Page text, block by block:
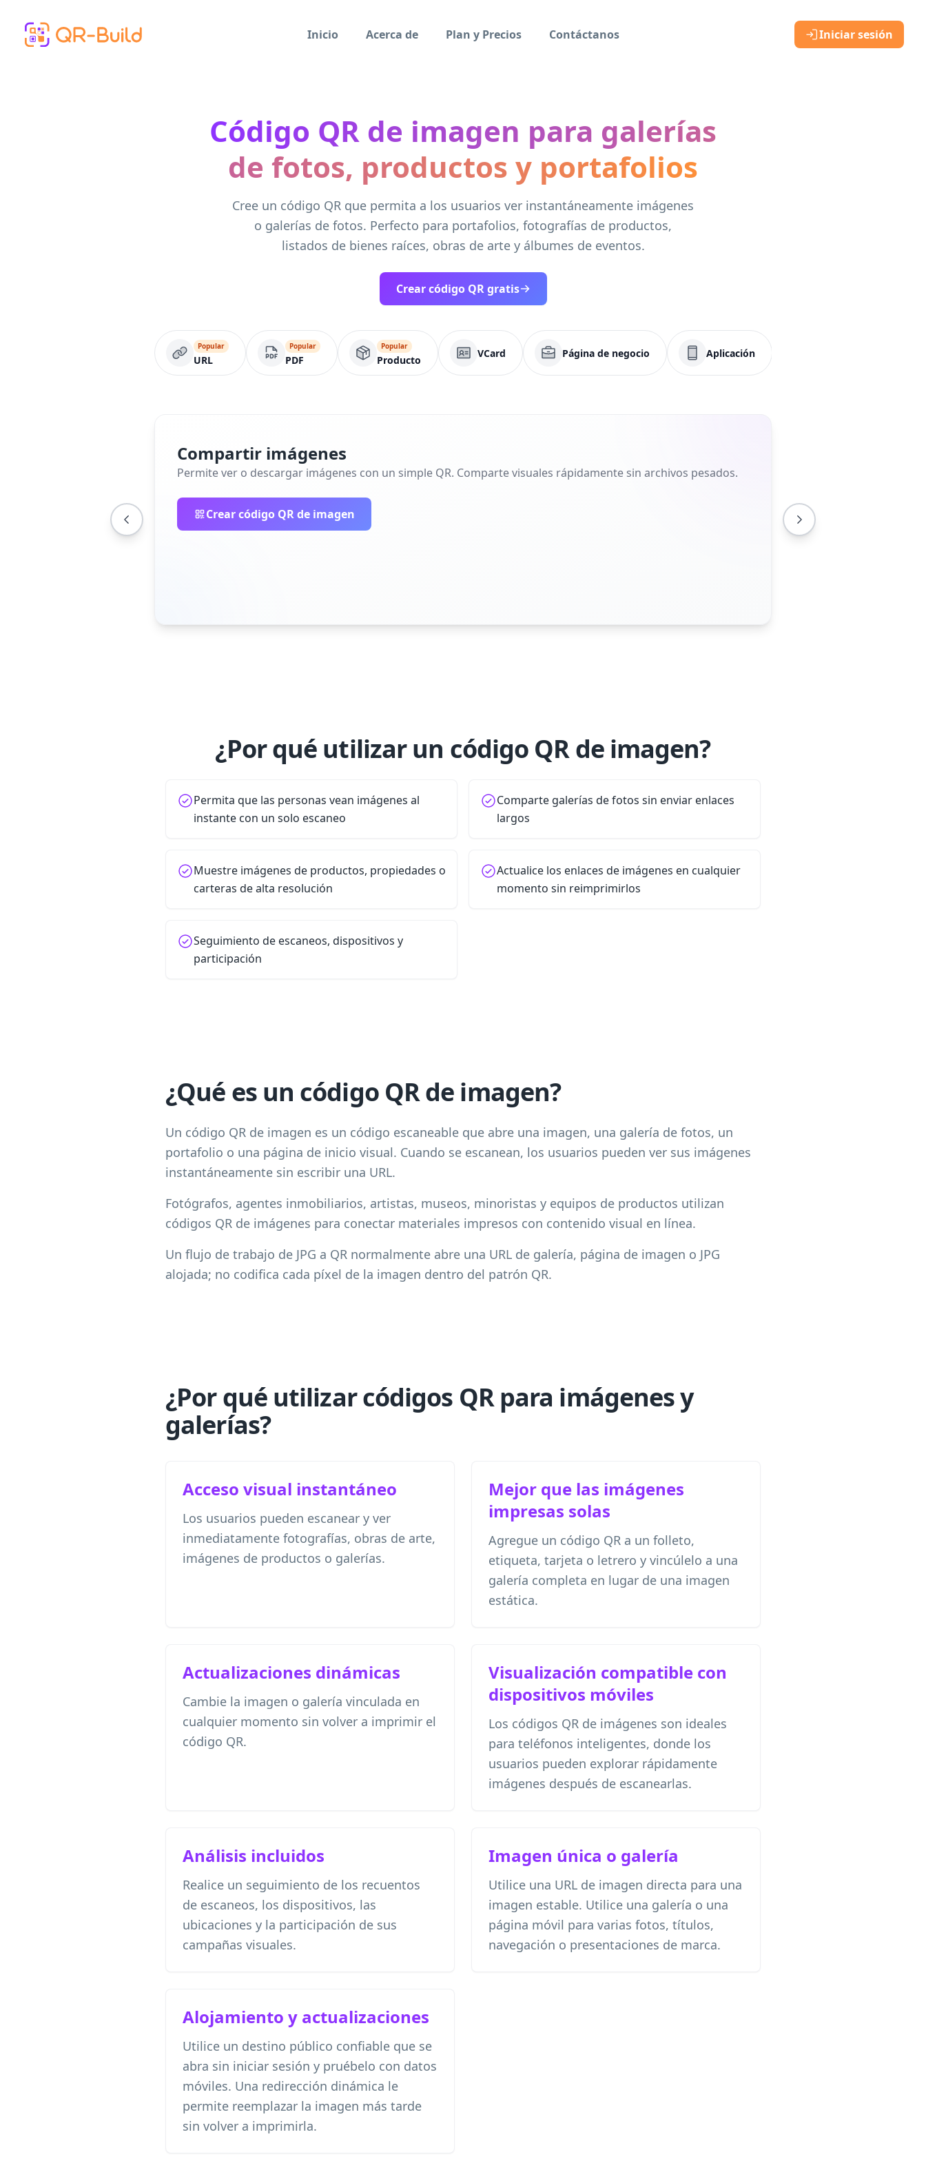
Inicio
Acerca de Plan y Precios Contáctanos Iniciar sesión
Código QR de imagen para galerías
de fotos, productos y portafolios
Cree un código QR que permita a los usuarios ver instantáneamente imágenes
o galerías de fotos. Perfecto para portafolios, fotografías de productos,
listados de bienes raíces, obras de arte y álbumes de eventos.
Crear código QR gratis
Popular
URL
Popular
PDF
Popular
Producto
VCard Página de negocio Aplicación
Compartir imágenes
Permite ver o descargar imágenes con un simple QR. Comparte visuales rápidamente sin archivos pesados.
Crear código QR de imagen
¿Por qué utilizar un código QR de imagen?
Permita que las personas vean imágenes al
instante con un solo escaneo
Comparte galerías de fotos sin enviar enlaces
largos
Muestre imágenes de productos, propiedades o
carteras de alta resolución
Actualice los enlaces de imágenes en cualquier
momento sin reimprimirlos
Seguimiento de escaneos, dispositivos y
participación
¿Qué es un código QR de imagen?
Un código QR de imagen es un código escaneable que abre una imagen, una galería de fotos, un
portafolio o una página de inicio visual. Cuando se escanean, los usuarios pueden ver sus imágenes
instantáneamente sin escribir una URL.
Fotógrafos, agentes inmobiliarios, artistas, museos, minoristas y equipos de productos utilizan
códigos QR de imágenes para conectar materiales impresos con contenido visual en línea.
Un flujo de trabajo de JPG a QR normalmente abre una URL de galería, página de imagen o JPG
alojada; no codifica cada píxel de la imagen dentro del patrón QR.
¿Por qué utilizar códigos QR para imágenes y
galerías?
Acceso visual instantáneo
Los usuarios pueden escanear y ver
inmediatamente fotografías, obras de arte,
imágenes de productos o galerías.
Mejor que las imágenes
impresas solas
Agregue un código QR a un folleto,
etiqueta, tarjeta o letrero y vincúlelo a una
galería completa en lugar de una imagen
estática.
Actualizaciones dinámicas
Cambie la imagen o galería vinculada en
cualquier momento sin volver a imprimir el
código QR.
Visualización compatible con
dispositivos móviles
Los códigos QR de imágenes son ideales
para teléfonos inteligentes, donde los
usuarios pueden explorar rápidamente
imágenes después de escanearlas.
Análisis incluidos
Realice un seguimiento de los recuentos
de escaneos, los dispositivos, las
ubicaciones y la participación de sus
campañas visuales.
Imagen única o galería
Utilice una URL de imagen directa para una
imagen estable. Utilice una galería o una
página móvil para varias fotos, títulos,
navegación o presentaciones de marca.
Alojamiento y actualizaciones
Utilice un destino público confiable que se
abra sin iniciar sesión y pruébelo con datos
móviles. Una redirección dinámica le
permite reemplazar la imagen más tarde
sin volver a imprimirla.